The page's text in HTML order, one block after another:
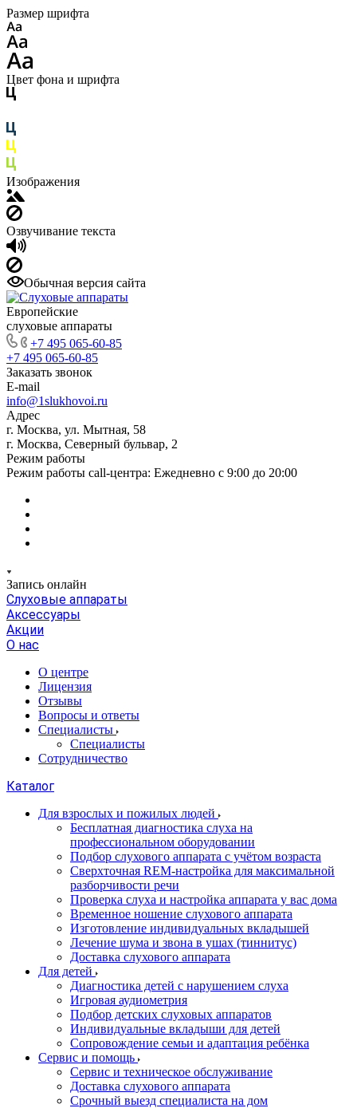
Размер шрифта
Цвет фона и шрифта
Изображения
Озвучивание текста
Обычная версия сайта
Европейские
слуховые аппараты
+7 495 065-60-85
+7 495 065-60-85
Заказать звонок
E-mail
info@1slukhovoi.ru
Адрес
г. Москва, ул. Мытная, 58
г. Москва, Северный бульвар, 2
Режим работы
Режим работы call-центра: Ежедневно с 9:00 до 20:00
Запись онлайн
Слуховые аппараты
Аксессуары
Акции
О нас
О центре
Лицензия
Отзывы
Вопросы и ответы
Специалисты
Специалисты
Сотрудничество
Каталог
Для взрослых и пожилых людей
Бесплатная диагностика слуха на
профессиональном оборудовании
Подбор слухового аппарата с учётом возраста
Сверхточная REM-настройка для максимальной
разборчивости речи
Проверка слуха и настройка аппарата у вас дома
Временное ношение слухового аппарата
Изготовление индивидуальных вкладышей
Лечение шума и звона в ушах (тиннитус)
Доставка слухового аппарата
Для детей
Диагностика детей с нарушением слуха
Игровая аудиометрия
Подбор детских слуховых аппаратов
Индивидуальные вкладыши для детей
Сопровождение семьи и адаптация ребёнка
Сервис и помощь
Сервис и техническое обслуживание
Доставка слухового аппарата
Срочный выезд специалиста на дом